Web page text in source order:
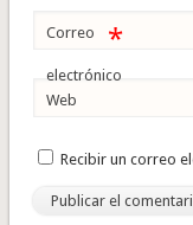
Correo
electrónico
*
Web
Recibir un correo